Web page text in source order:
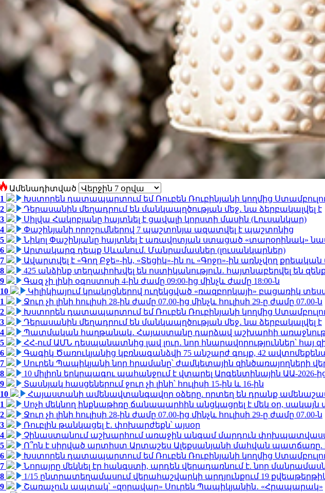
Ամենադիտված
1
Խստորեն դատապարտում եմ Ռուբեն Ռուբինյանի կողմից
2
Դերասանին մեղադրում են մանկապղծության մեջ․ նա ձերբակալվել է
3
Սիլվա Հակոբյանը հայտնել է ցավալի կորստի մասին (Լուսանկար)
4
Փաշինյանի որոշումներով 7 պաշտոնյա ազատվել է պաշտոնից
5
Նիկոլ Փաշինյանը հայտնել է առավոտյան ստացած «տարօրինակ»
6
Արտակարգ դեպք Սևանում. Մանրամասներ (լուսանկարներ)
7
Ավարտվել է «Գող Բջե»-ին, «Տեցիկ»-ին ու «Գոջո»-ին առնչվող
8
425 անձինք տեղափոխվել են ոստիկանություն․ հայտնաբերվել են
9
Գազ չի լինի օգոստոսի 4-ին ժամը 09:00-ից մինչև ժամը 18:00-ն
10
Կիլիկիայում կրակոցներով ուղեկցված «ռազբորկայի» բացառիկ
1
Ջուր չի լինի հուլիսի 28-ին ժամը 07.00-ից մինչև հուլիսի 29-ը ժամը 07.00-ն
2
Խստորեն դատապարտում եմ Ռուբեն Ռուբինյանի կողմից
3
Դերասանին մեղադրում են մանկապղծության մեջ․ նա ձերբակալվել է
4
Պատմական հաղթանակ․ Հայաստանը դարձավ աշխարհի
5
ՀՀ-ում ԱՄՆ դեսպանատնից լավ լուր․ նոր հնարավորություններ՝
6
Գագիկ Ծառուկյանից կբռնագանձվի 75 անշարժ գույք, 42
7
Սուրեն Պապիկյանի նոր հրամանը՝ ժամկետային զինծառայողների
8
10 միլիոն երկրպագու պահանջում է վտարել Արգենտինային ԱԱ-2026-
9
Տասնյակ հասցեներում ջուր չի լինի՝ հուլիսի 15-ին և 16-ին
10
Հայաստանի ամենավտանգավոր օձերը. որտեղ են դրանք
1
Սոչի մեկնող ինքնաթիռը ճանապարհին անցկացրել է մեկ օր, սակայն
2
Ջուր չի լինի հուլիսի 28-ին ժամը 07.00-ից մինչև հուլիսի 29-ը ժամը 07.00-ն
3
Ռուբլին թանկացել է․ փոխարժեքն՝ այսօր
4
Չինաստանում աշխարհում առաջին անգամ մարդուն
5
Ո՞րն է սիրված արտիստ Արտաշես Ալեքսանյանի մահվան
6
Խստորեն դատապարտում եմ Ռուբեն Ռուբինյանի կողմից
7
Նորայրը մեկնել էր հանգստի, արդեն վերադառնում է. նոր
8
1/15 ընտրատեղամասում վերահաշվարկի արդյունքում 19
9
Շառաչուն ապտակ՝ «զորավար» Սուրեն Պապիկյանին․ «Հրապարակ»